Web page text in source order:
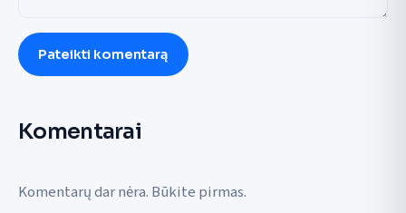
Pateikti komentarą
Komentarai
Komentarų dar nėra. Būkite pirmas.